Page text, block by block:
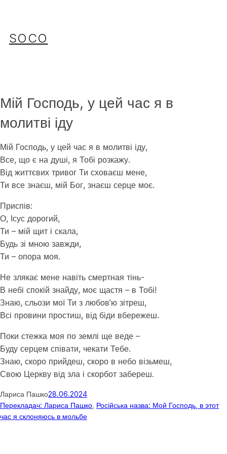
SOCO
Мій Господь, у цей час я в
молитві іду
Мій Господь, у цей час я в молитві іду,
Все, що є на душі, я Тобі розкажу.
Від життєвих тривог Ти сховаєш мене,
Ти все знаєш, мій Бог, знаєш серце моє.
Приспів:
О, Ісус дорогий,
Ти – мій щит і скала,
Будь зі мною завжди,
Ти – опора моя.
Не злякає мене навіть смертная тінь-
В небі спокій знайду, моє щастя – в Тобі!
Знаю, сльози мої Ти з любов’ю зітреш,
Всі провини простиш, від біди вбережеш.
Поки стежка моя по землі ще веде –
Буду серцем співати, чекати Тебе.
Знаю, скоро прийдеш, скоро в небо візьмеш,
Свою Церкву від зла і скорбот забереш.
Лариса Пашко28.06.2024
Перекладач: Лариса Пашко Російська назва: Мой Господь, в этот
час я склоняюсь в мольбе